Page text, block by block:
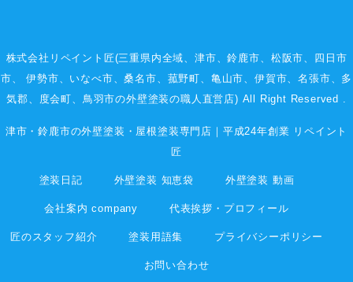
株式会社リペイント匠(三重県内全域、津市、鈴鹿市、 松阪市、 四日市
市、 伊勢市、いなべ市、桑名市、菰野町、 亀山市、伊賀市、名張市、多
気郡、度会町、鳥羽市の外壁塗装の職人直営店) All Right Reserved .
津市・鈴鹿市の外壁塗装・屋根塗装専門店｜平成24年創業 リペイント
匠
塗装日記 外壁塗装 知恵袋 外壁塗装 動画
会社案内 company 代表挨拶・プロフィール
匠のスタッフ紹介 塗装用語集 プライバシーポリシー
お問い合わせ